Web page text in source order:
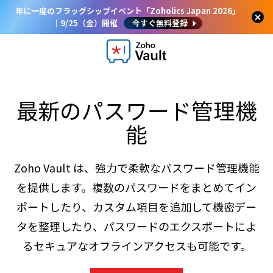
年に一度のフラッグシップイベント「Zoholics Japan 2026」
｜9/25（金）開催
今すぐ無料登録
最新のパスワード管理機
能
Zoho Vault は、強力で柔軟なパスワード管理機能
を提供します。複数のパスワードをまとめてイン
ポートしたり、カスタム項目を追加して機密デー
タを整理したり、パスワードのエクスポートによ
るセキュアなオフラインアクセスも可能です。